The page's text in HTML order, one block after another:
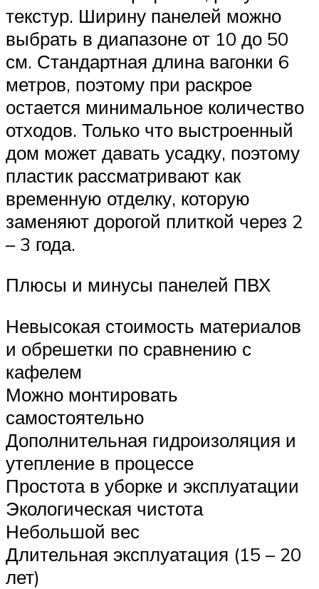
текстур. Ширину панелей можно
выбрать в диапазоне от 10 до 50
см. Стандартная длина вагонки 6
метров, поэтому при раскрое
остается минимальное количество
отходов. Только что выстроенный
дом может давать усадку, поэтому
пластик рассматривают как
временную отделку, которую
заменяют дорогой плиткой через 2
– 3 года.
Плюсы и минусы панелей ПВХ
Невысокая стоимость материалов
и обрешетки по сравнению с
кафелем
Можно монтировать
самостоятельно
Дополнительная гидроизоляция и
утепление в процессе
Простота в уборке и эксплуатации
Экологическая чистота
Небольшой вес
Длительная эксплуатация (15 – 20
лет)